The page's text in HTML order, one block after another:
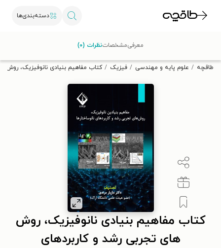
دسته‌بندی‌ها
تخفیف از طاقچه دریافت کن.
طاقچه علوم پایه و مهندسی فیزیک کتاب مفاهیم بنیادی نانوفیزیک، روش
کتاب مفاهیم بنیادی نانوفیزیک، روش
های تجربی رشد و کاربردهای
معرفیمشخصاتنظرات (۰)